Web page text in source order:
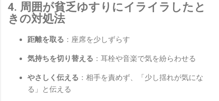
4. 周囲が貧乏ゆすりにイライラしたと
きの対処法
距離を取る ：座席を少しずらす
気持ちを切り替える ：耳栓や音楽で気を紛らわせる
やさしく伝える ：相手を責めず、「少し揺れが気にな
る」と伝える